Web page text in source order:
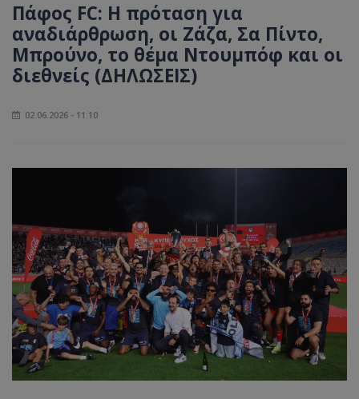
Πάφος FC: Η πρόταση για
αναδιάρθρωση, οι Ζάζα, Σα Πίντο,
Μπρούνο, το θέμα Ντουμπόφ και οι
διεθνείς (ΔΗΛΩΣΕΙΣ)
02.06.2026 - 11:10